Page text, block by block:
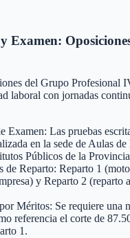
Examen:
del Grupo Profesional
laboral con jornadas
Examen: Las pruebas
en la sede de Aulas
Públicos de la
de Reparto: Reparto 1
y Reparto 2 (reparto
Méritos: Se requiere una
referencia el corte de
1.